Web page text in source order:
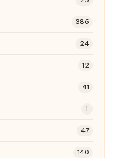
386
24
12
41
1
47
140